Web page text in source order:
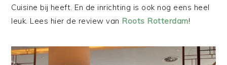
Cuisine bij heeft. En de inrichting is ook nog eens heel
leuk. Lees hier de review van Roots Rotterdam!